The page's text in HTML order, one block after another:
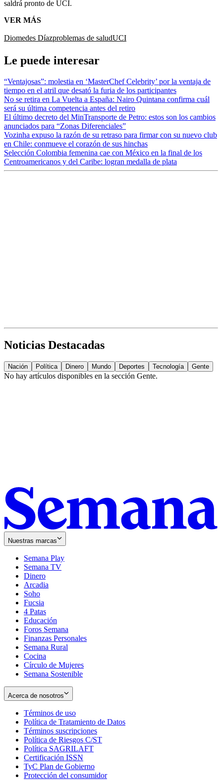
saldrá pronto de UCI.
VER MÁS
Diomedes Díazproblemas de saludUCI
Le puede interesar
“Ventajosas”: molestia en ‘MasterChef Celebrity’ por la ventaja de
tiempo en el atril que desató la furia de los participantes
No se retira en La Vuelta a España: Nairo Quintana confirma cuál
será su última competencia antes del retiro
El último decreto del MinTransporte de Petro: estos son los cambios
anunciados para “Zonas Diferenciales”
Vozinha expuso la razón de su retraso para firmar con su nuevo club
en Chile: conmueve el corazón de sus hinchas
Selección Colombia femenina cae con México en la final de los
Centroamericanos y del Caribe: logran medalla de plata
Noticias Destacadas
Nación Política Dinero Mundo Deportes Tecnología Gente
No hay artículos disponibles en la sección Gente.
Nuestras marcas
Semana Play
Semana TV
Dinero
Arcadia
Soho
in
new
window
Fucsia
in
new
window
4 Patas
Educación
Foros Semana
Finanzas Personales
Semana Rural
Cocina
Círculo de Mujeres
Semana Sostenible
Acerca de nosotros
Términos de uso
in
new
window
Política de Tratamiento de Datos
Términos suscripciones
in
Política de Riesgos C/ST
Política SAGRILAFT
new
window
Certificación ISSN
in
new
TyC Plan de Gobierno
in
Protección del consumidorOpens